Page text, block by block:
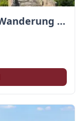
Maria erzählt von ihrer Wanderung auf der Großen Mauer